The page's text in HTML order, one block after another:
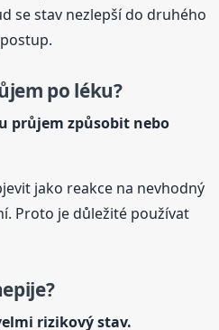
se stav nezlepší do druhého
po léku?
průjem způsobit nebo
jako reakce na nevhodný
Proto je důležité používat
rizikový stav.